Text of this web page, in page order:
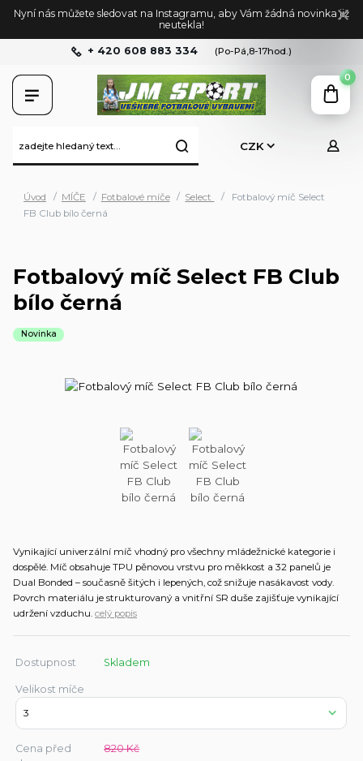
Nyní nás můžete sledovat na Instagramu, aby Vám žádná novinka již
neutekla!
CZK
+ 420 608 883 334 (Po-Pá,8-17hod.)
0
Úvod MÍČE Fotbalové míče Select
Fotbalový míč Select
FB Club bílo černá
Fotbalový míč Select FB Club
bílo černá
Novinka
Vynikající univerzální míč vhodný pro všechny mládežnické kategorie i
dospělé. Míč obsahuje TPU pěnovou vrstvu pro měkkost a 32 panelů je
Dual Bonded – současně šitých i lepených, což snižuje nasákavost vody.
Povrch materiálu je strukturovaný a vnitřní SR duše zajišťuje vynikající
udržení vzduchu. celý popis
Dostupnost Skladem
Velikost míče
Cena před
820 Kč